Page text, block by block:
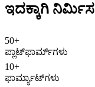
ಇದಕ್ಕಾಗಿ
50+
ಪ್ಲಾಟ್‌ಫಾರ್ಮ್‌ಗಳು
10+
ಫಾರ್ಮ್ಯಾಟ್‌ಗಳು